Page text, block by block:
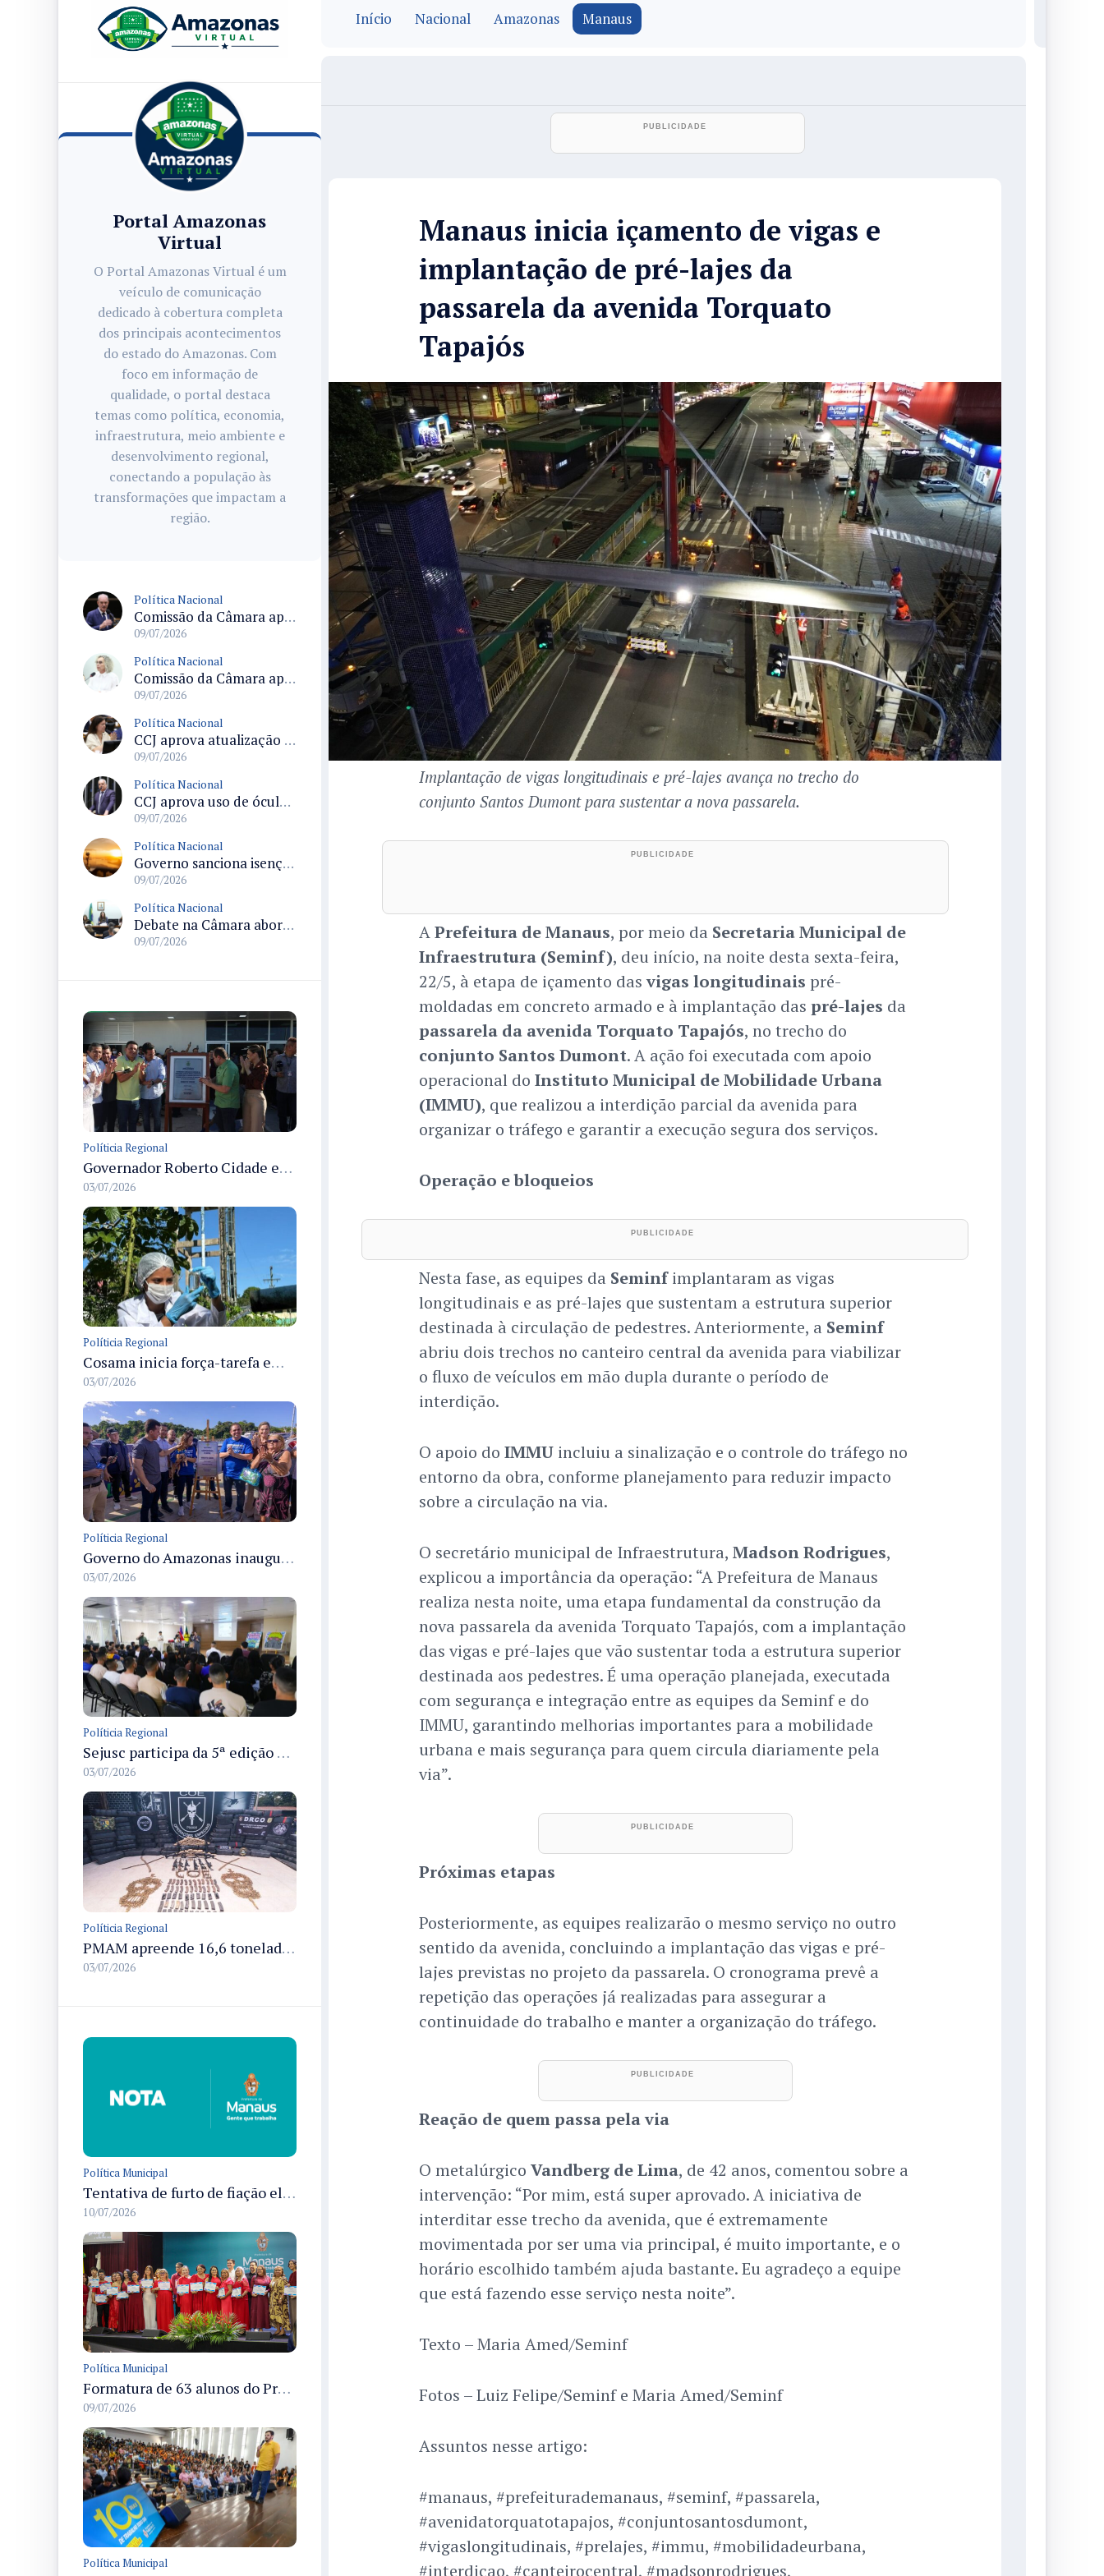
Portal Amazonas
Virtual
O Portal Amazonas Virtual é um
veículo de comunicação
dedicado à cobertura completa
dos principais acontecimentos
do estado do Amazonas. Com
foco em informação de
qualidade, o portal destaca
temas como política, economia,
infraestrutura, meio ambiente e
desenvolvimento regional,
conectando a população às
transformações que impactam a
região.
Política Nacional
Comissão da Câmara aprova sinalização de atendimento prioritário com símbolos e descrições para diversas deficiências
09/07/2026
Política Nacional
Comissão da Câmara aprova criação da Política Nacional de Saúde na Escola com adesão facultativa às redes privadas
09/07/2026
Política Nacional
CCJ aprova atualização vacinal em todas as oportunidades de contato no sistema público de saúde
09/07/2026
Política Nacional
CCJ aprova uso de óculos biópticos no processo de obtenção da Carteira Nacional de Habilitação para pessoas com deficiência
09/07/2026
Política Nacional
Governo sanciona isenção do ISS para empresas que organizarem a Copa do Mundo Feminina 2027 em oito cidades
09/07/2026
Política Nacional
Debate na Câmara aborda fim das licenciaturas EaD e efeitos no acesso à educação em áreas afastadas
09/07/2026
Políticia Regional
Governador Roberto Cidade entrega readequação do ambulatório da FCecon e amplia capacidade de atendimento oncológico em Manaus
03/07/2026
Políticia Regional
Cosama inicia força-tarefa em Anamã para fortalecer abastecimento de água e segurança hídrica da população
03/07/2026
Políticia Regional
Governo do Amazonas inaugura primeiro Castramóvel Fluvial para atendimento veterinário às comunidades ribeirinhas e castração gratuita
03/07/2026
Políticia Regional
Sejusc participa da 5ª edição do Caminhos Literários com foco na cultura hip-hop nas unidades socioeducativas
03/07/2026
Políticia Regional
PMAM apreende 16,6 toneladas de entorpecentes e registra aumento nas prisões em flagrante e nas capturas de foragidos no primeiro semestre de 2026
03/07/2026
Política Municipal
Tentativa de furto de fiação elétrica no Terminal de Integração 4 provoca interrupção de energia em Manaus
10/07/2026
Política Municipal
Formatura de 63 alunos do Programa Ampliando Horizontes em Manaus celebra conclusão de cursos de idiomas
09/07/2026
Política Municipal
Início Nacional Amazonas Manaus
Manaus inicia içamento de vigas e
implantação de pré-lajes da
passarela da avenida Torquato
Tapajós
Implantação de vigas longitudinais e pré-lajes avança no trecho do
conjunto Santos Dumont para sustentar a nova passarela.
APrefeitura de Manaus, por meio da Secretaria Municipal de
Infraestrutura (Seminf), deu início, na noite desta sexta-feira,
22/5, à etapa de içamento dasvigas longitudinais pré-
moldadas em concreto armado e à implantação das pré-lajes da
passarela da avenida Torquato Tapajós, no trecho do
conjunto Santos Dumont. A ação foi executada com apoio
operacional do Instituto Municipal de Mobilidade Urbana
(IMMU), que realizou a interdição parcial da avenida para
organizar o tráfego e garantir a execução segura dos serviços.
Operação e bloqueios
Nesta fase, as equipes da Seminfimplantaram as vigas
longitudinais e as pré-lajes que sustentam a estrutura superior
destinada à circulação de pedestres. Anteriormente, a Seminf
abriu dois trechos no canteiro central da avenida para viabilizar
o fluxo de veículos em mão dupla durante o período de
interdição.
O apoio do IMMUincluiu a sinalização e o controle do tráfego no
entorno da obra, conforme planejamento para reduzir impacto
sobre a circulação na via.
O secretário municipal de Infraestrutura, Madson Rodrigues,
explicou a importância da operação: “A Prefeitura de Manaus
realiza nesta noite, uma etapa fundamental da construção da
nova passarela da avenida Torquato Tapajós, com a implantação
das vigas e pré-lajes que vão sustentar toda a estrutura superior
destinada aos pedestres. É uma operação planejada, executada
com segurança e integração entre as equipes da Seminf e do
IMMU, garantindo melhorias importantes para a mobilidade
urbana e mais segurança para quem circula diariamente pela
via”.
Próximas etapas
Posteriormente, as equipes realizarão o mesmo serviço no outro
sentido da avenida, concluindo a implantação das vigas e pré-
lajes previstas no projeto da passarela. O cronograma prevê a
repetição das operações já realizadas para assegurar a
continuidade do trabalho e manter a organização do tráfego.
Reação de quem passa pela via
O metalúrgico Vandberg de Lima, de 42 anos, comentou sobre a
intervenção: “Por mim, está super aprovado. A iniciativa de
interditar esse trecho da avenida, que é extremamente
movimentada por ser uma via principal, é muito importante, e o
horário escolhido também ajuda bastante. Eu agradeço a equipe
que está fazendo esse serviço nesta noite”.
Texto – Maria Amed/Seminf
Fotos – Luiz Felipe/Seminf e Maria Amed/Seminf
Assuntos nesse artigo:
#manaus, #prefeiturademanaus, #seminf, #passarela,
#avenidatorquatotapajos, #conjuntosantosdumont,
#vigaslongitudinais, #prelajes, #immu, #mobilidadeurbana,
#interdicao, #canteirocentral, #madsonrodrigues,